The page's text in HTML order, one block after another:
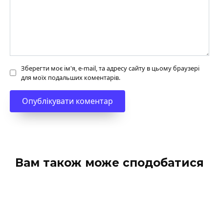
Зберегти моє ім'я, e-mail, та адресу сайту в цьому браузері
для моїх подальших коментарів.
Вам також може сподобатися